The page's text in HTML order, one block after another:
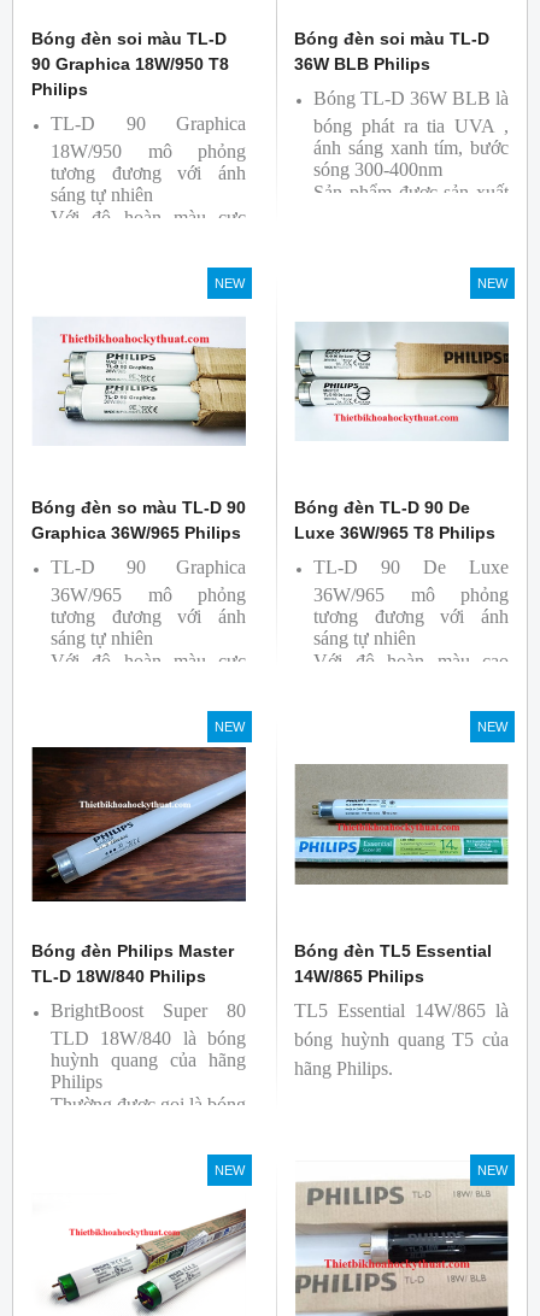
Bóng đèn soi màu TL-D
90 Graphica 18W/950 T8
Philips
TL-D 90 Graphica
18W/950 mô phỏng
tương đương với ánh
sáng tự nhiên
Với độ hoàn màu cực
Sản phẩm được sản xuất
bởi hãng Philips, xuất xứ
Ba lan
Bóng đèn soi màu TL-D
36W BLB Philips
Bóng TL-D 36W BLB là
bóng phát ra tia UVA ,
ánh sáng xanh tím, bước
sóng 300-400nm
Sản phẩm được sản xuất
NEW
Bóng đèn so màu TL-D 90
Graphica 36W/965 Philips
TL-D 90 Graphica
36W/965 mô phỏng
tương đương với ánh
sáng tự nhiên
Với độ hoàn màu cực
Sản phẩm được sản xuất
bởi hãng Philips, xuất xứ
Ba lan
NEW
Bóng đèn TL-D 90 De
Luxe 36W/965 T8 Philips
TL-D 90 De Luxe
36W/965 mô phỏng
tương đương với ánh
sáng tự nhiên
Với độ hoàn màu cao
Sản phẩm được sản xuất
NEW
Bóng đèn Philips Master
TL-D 18W/840 Philips
BrightBoost Super 80
TLD 18W/840 là bóng
huỳnh quang của hãng
Philips
Thường được gọi là bóng
Bóng có độ hoàn màu
NEW
Bóng đèn TL5 Essential
14W/865 Philips
TL5 Essential 14W/865 là
bóng huỳnh quang T5 của
hãng Philips.
NEW NEW